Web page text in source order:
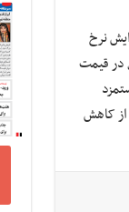
نرخ
در قیمت
از کاهش